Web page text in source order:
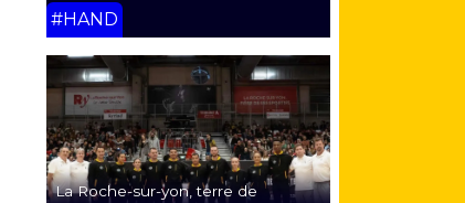
#HAND
La Roche-sur-yon, terre de